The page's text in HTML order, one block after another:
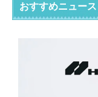
おすすめニュース